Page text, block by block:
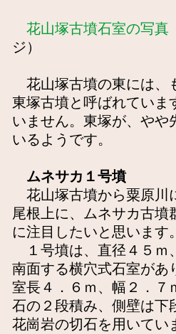
花山塚古墳石室の写真
ジ）
花山塚古墳の東には、
東塚古墳と呼ばれていま
いません。東塚が、やや
いるようです。
ムネサカ１号墳
花山塚古墳から粟原川
尾根上に、ムネサカ古
に注目したいと思います
１号墳は、直径４５ｍ
南面する横穴式石室があ
室長４．６ｍ、幅２．７
石の２段積み、側壁は下
花崗岩の切石を用いてい